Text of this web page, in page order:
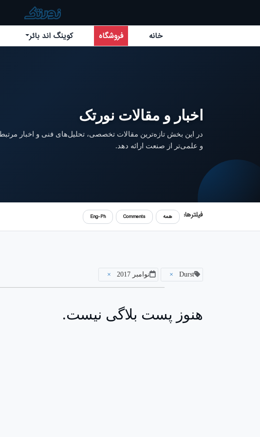
خانه
فروشگاه کوینگ اند بائر
اخبار و مقالات نورتک
در این بخش تازه‌ترین مقالات تخصصی، تحلیل‌های فنی و اخبار
و علمی‌تر از صنعت ارائه دهد.
فیلترها: همه Comments
Eng-Ph
Durst
× نوامبر 2017 ×
هنوز پست بلاگی نیست.